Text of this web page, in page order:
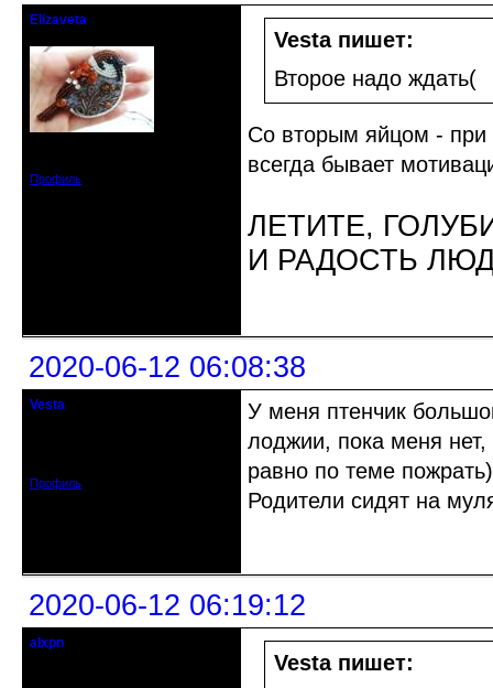
Elizaveta
Профиль
Vesta пишет:
Второе надо ждать(
Со вторым яйцом - при
всегда бывает
ЛЕТИТЕ,
И РАДОСТЬ
2020-06-12 06:08:38
Vesta
Профиль
У меня птенчик
лоджии, пока меня нет,
равно по теме
Родители сидят на
2020-06-12 06:19:12
alxpn
Vesta пишет: